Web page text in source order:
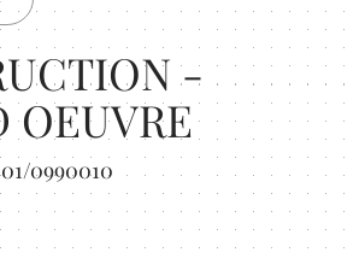
-
OEUVRE
0990010